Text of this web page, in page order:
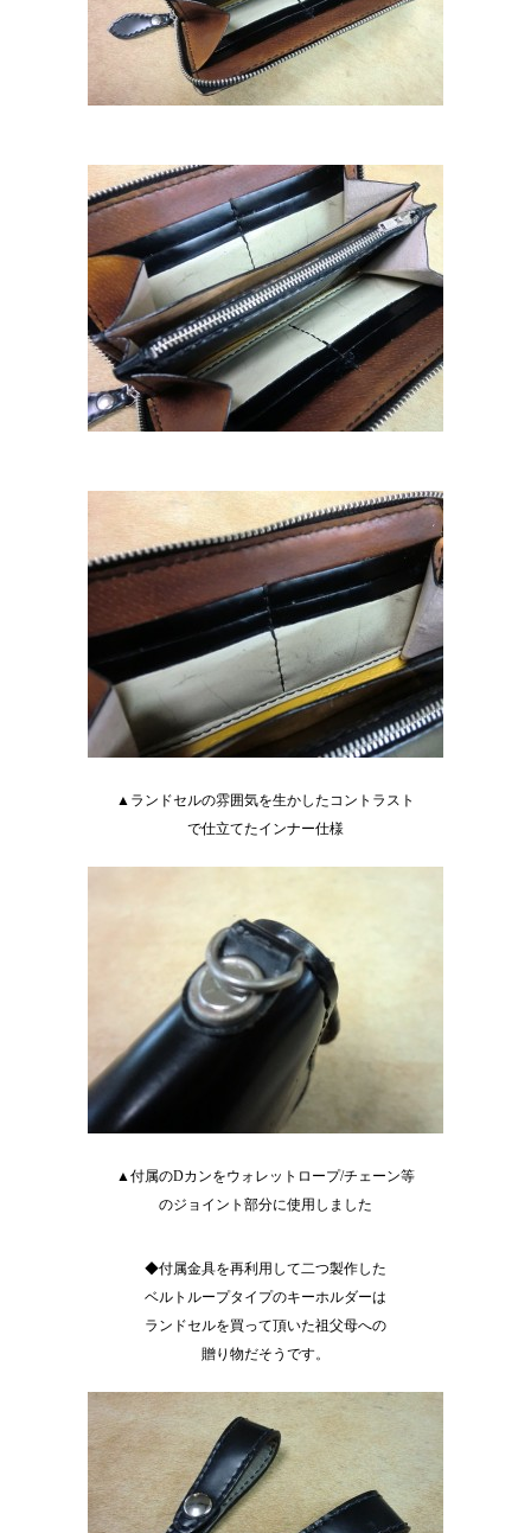
▲ランドセルの雰囲気を生かしたコントラスト
で仕立てたインナー仕様
▲付属のDカンをウォレットロープ/チェーン等
のジョイント部分に使用しました
◆付属金具を再利用して二つ製作した
ベルトループタイプのキーホルダーは
ランドセルを買って頂いた祖父母への
贈り物だそうです。